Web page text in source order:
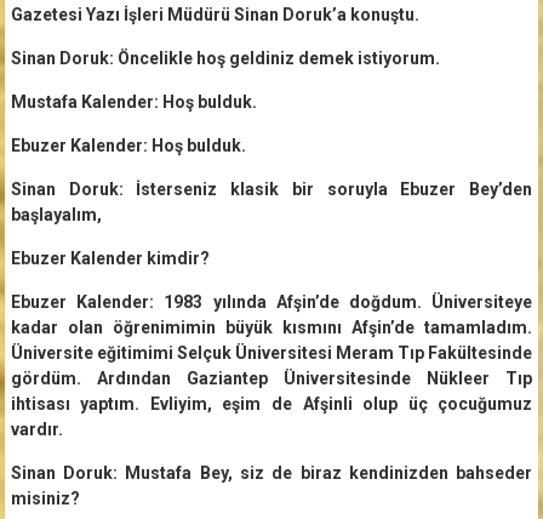
Gazetesi Yazı İşleri Müdürü Sinan Doruk’a konuştu.
Sinan Doruk: Öncelikle hoş geldiniz demek istiyorum.
Mustafa Kalender: Hoş bulduk.
Ebuzer Kalender: Hoş bulduk.
Sinan Doruk: İsterseniz klasik bir soruyla Ebuzer Bey’den
başlayalım,
Ebuzer Kalender kimdir?
Ebuzer Kalender: 1983 yılında Afşin’de doğdum. Üniversiteye
kadar olan öğrenimimin büyük kısmını Afşin’de tamamladım.
Üniversite eğitimimi Selçuk Üniversitesi Meram Tıp Fakültesinde
gördüm. Ardından Gaziantep Üniversitesinde Nükleer Tıp
ihtisası yaptım. Evliyim, eşim de Afşinli olup üç çocuğumuz
vardır.
Sinan Doruk: Mustafa Bey, siz de biraz kendinizden bahseder
misiniz?